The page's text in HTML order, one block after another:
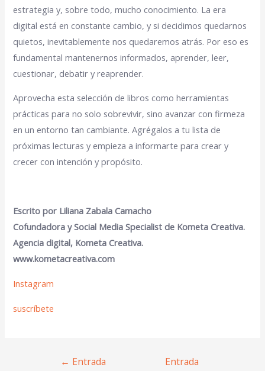
estrategia y, sobre todo, mucho conocimiento. La era
digital está en constante cambio, y si decidimos quedarnos
quietos, inevitablemente nos quedaremos atrás. Por eso es
fundamental mantenernos informados, aprender, leer,
cuestionar, debatir y reaprender.
Aprovecha esta selección de libros como herramientas
prácticas para no solo sobrevivir, sino avanzar con firmeza
en un entorno tan cambiante. Agrégalos a tu lista de
próximas lecturas y empieza a informarte para crear y
crecer con intención y propósito.
Escrito por Liliana Zabala Camacho
Cofundadora y Social Media Specialist de Kometa Creativa.
Agencia digital, Kometa Creativa.
www.kometacreativa.com
Instagram
suscríbete
← Entrada
Entrada